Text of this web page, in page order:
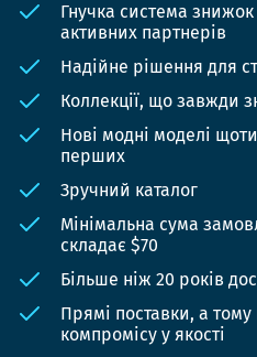
Гнучка система
активних партнерів
Надійне рішення для
Коллекції, що завжди
Нові модні моделі
перших
Зручний каталог
Мінімальна сума
складає $70
Більше ніж 20 років
Прямі поставки, а тому
компромісу у якості